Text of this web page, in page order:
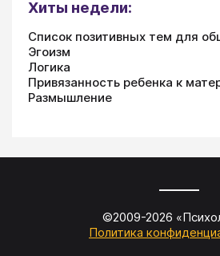
Хиты недели:
Список позитивных тем для
Эгоизм
Логика
Привязанность ребенка к
Размышление
©2009-2026 «
Политика